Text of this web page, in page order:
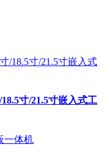
寸/21.5寸嵌入式工